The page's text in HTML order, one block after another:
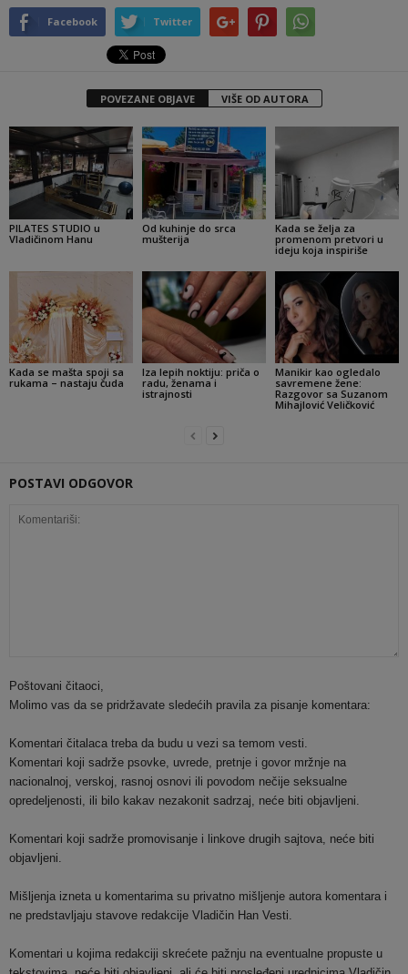
Facebook Twitter
POVEZANE OBJAVE VIŠE OD AUTORA
PILATES STUDIO u
Vladičinom Hanu
Od kuhinje do srca
mušterija
Kada se želja za
promenom pretvori u
ideju koja inspiriše
Kada se mašta spoji sa
rukama – nastaju čuda
Iza lepih noktiju: priča o
radu, ženama i
istrajnosti
Manikir kao ogledalo
savremene žene:
Razgovor sa Suzanom
Mihajlović Veličković
POSTAVI ODGOVOR
Poštovani čitaoci,
Molimo vas da se pridržavate sledećih pravila za pisanje komentara:
Komentari čitalaca treba da budu u vezi sa temom vesti.
Komentari koji sadrže psovke, uvrede, pretnje i govor mržnje na
nacionalnoj, verskoj, rasnoj osnovi ili povodom nečije seksualne
opredeljenosti, ili bilo kakav nezakonit sadrzaj, neće biti objavljeni.
Komentari koji sadrže promovisanje i linkove drugih sajtova, neće biti
objavljeni.
Mišljenja izneta u komentarima su privatno mišljenje autora komentara i
ne predstavljaju stavove redakcije Vladičin Han Vesti.
Komentari u kojima redakciji skrećete pažnju na eventualne propuste u